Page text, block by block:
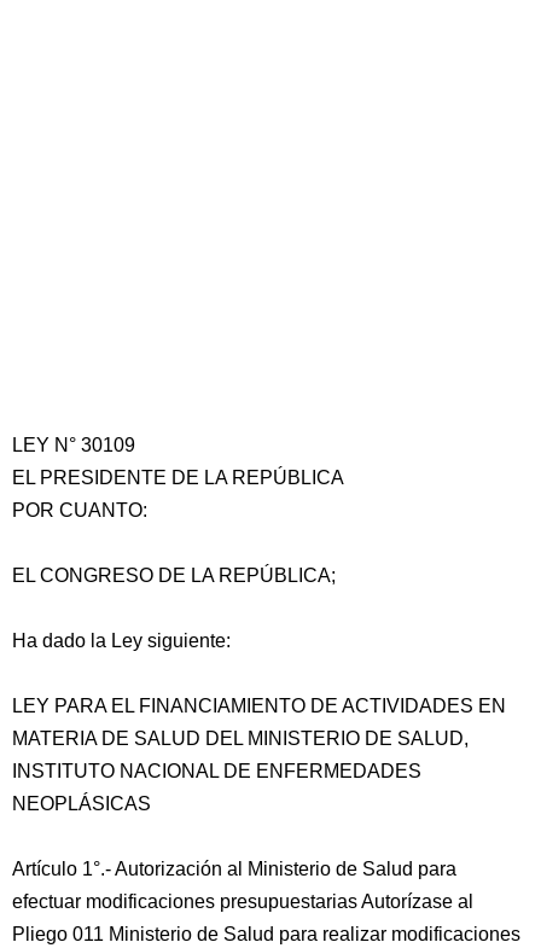
LEY N° 30109
EL PRESIDENTE DE LA REPÚBLICA
POR CUANTO:
EL CONGRESO DE LA REPÚBLICA;
Ha dado la Ley siguiente:
LEY PARA EL FINANCIAMIENTO DE ACTIVIDADES EN
MATERIA DE SALUD DEL MINISTERIO DE SALUD,
INSTITUTO NACIONAL DE ENFERMEDADES
NEOPLÁSICAS
Artículo 1°.- Autorización al Ministerio de Salud para
efectuar modificaciones presupuestarias Autorízase al
Pliego 011 Ministerio de Salud para realizar modificaciones